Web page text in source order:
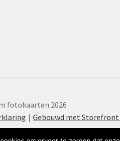
fotokaarten 2026
Gebouwd met Storefront